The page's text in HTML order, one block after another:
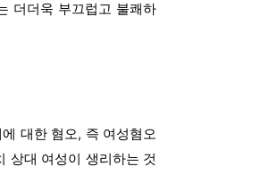
더더욱 부끄럽고 불쾌하
대한 혐오, 즉 여성혐오
상대 여성이 생리하는 것